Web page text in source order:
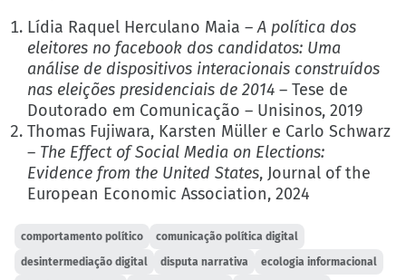
Lídia Raquel Herculano Maia –A política dos
eleitores no facebook dos candidatos: Uma
análise de dispositivos interacionais construídos
nas eleições presidenciais de 2014 – Tese de
Doutorado em Comunicação – Unisinos, 2019
Thomas Fujiwara, Karsten Müller e Carlo Schwarz
– The Effect of Social Media on Elections:
Evidence from the United States, Journal of the
European Economic Association, 2024
comportamento político comunicação política digital
desintermediação digital disputa narrativa ecologia informacional